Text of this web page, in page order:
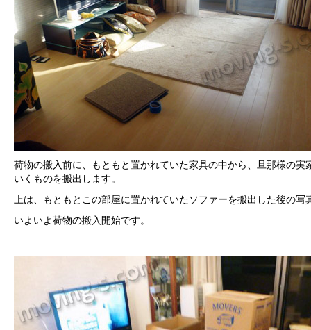
荷物の搬入前に、もともと置かれていた家具の中から、旦那様の実
いくものを搬出します。
上は、もともとこの部屋に置かれていたソファーを搬出した後の写
いよいよ荷物の搬入開始です。